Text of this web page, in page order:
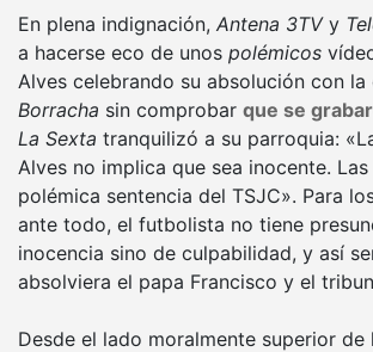
En plena indignación, Antena 3TVy
a hacerse eco de unos polémicos
Alves celebrando su absolución con la
Borracha sin comprobar que se
La Sexta tranquilizó a su parroquia:
Alves no implica que sea inocente.
polémica sentencia del TSJC». Para
ante todo, el futbolista no tiene
inocencia sino de culpabilidad, y así
absolviera el papa Francisco y el
Desde el lado moralmente superior de